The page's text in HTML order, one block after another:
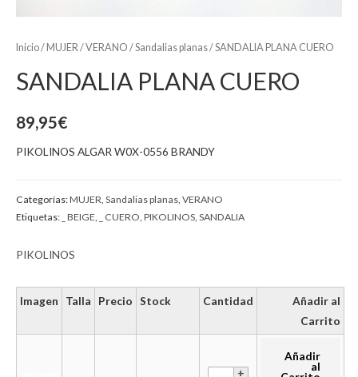
Inicio/ MUJER /VERANO /Sandalias planas/ SANDALIA PLANA CUERO
SANDALIA PLANA CUERO
89,95€
PIKOLINOS ALGAR W0X-0556 BRANDY
Categorías:MUJER Sandalias planas VERANO
Etiquetas: _ BEIGE _ CUERO PIKOLINOS SANDALIA
PIKOLINOS
Imagen Talla Precio Stock Cantidad
Añadir al
Carrito
Añadir
al